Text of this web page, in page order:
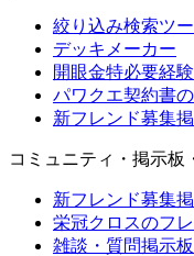
絞り込み検索ツ
デッキメーカー
開眼金特必要経
パワクエ契約書
新フレンド募集
コミュニティ・掲示板
新フレンド募集
栄冠クロスのフ
雑談・質問掲示板